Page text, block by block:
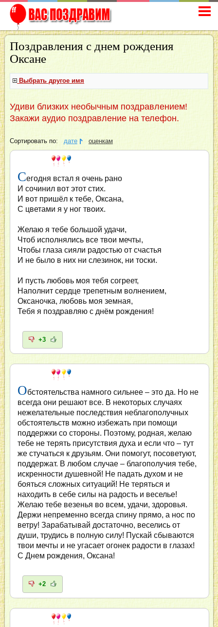
Поздравления с днем рождения
Оксане
Выбрать другое имя
Удиви близких необычным поздравлением!
Закажи аудио поздравление на телефон.
Сортировать по: дате оценкам
Сегодня встал я очень рано
И сочинил вот этот стих.
И вот пришёл к тебе, Оксана,
С цветами я у ног твоих.
Желаю я тебе большой удачи,
Чтоб исполнялись все твои мечты,
Чтобы глаза сияли радостью от счастья
И не было в них ни слезинок, ни тоски.
И пусть любовь моя тебя согреет,
Наполнит сердце трепетным волнением,
Оксаночка, любовь моя земная,
Тебя я поздравляю с днём рождения!
+3
Обстоятельства намного сильнее – это да. Но не
всегда они решают все. В некоторых случаях
нежелательные последствия неблагополучных
обстоятельств можно избежать при помощи
поддержки со стороны. Поэтому, родная, желаю
тебе не терять присутствия духа и если что – тут
же стучаться к друзьям. Они помогут, посоветуют,
поддержат. В любом случае – благополучия тебе,
искренности душевной! Не падать духом и не
бояться сложных ситуаций! Не теряться и
находить в себе силы на радость и веселье!
Желаю тебе везенья во всем, удачи, здоровья.
Держи непременно всегда спину прямо, а нос по
ветру! Зарабатывай достаточно, веселись от
души, трудись в полную силу! Пускай сбываются
твои мечты и не угасает огонек радости в глазах!
С Днем рождения, Оксана!
+2